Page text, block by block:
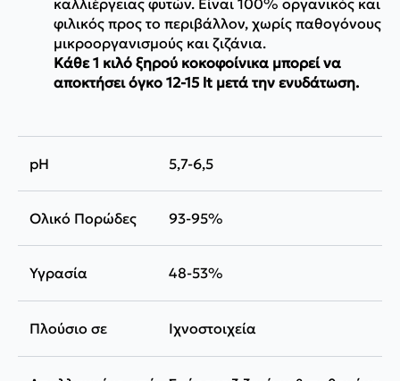
καλλιέργειας φυτών. Είναι 100% οργανικός και
φιλικός προς το περιβάλλον, χωρίς παθογόνους
μικροοργανισμούς και ζιζάνια.
Κάθε 1 κιλό ξηρού κοκοφοίνικα μπορεί να
αποκτήσει όγκο 12-15 lt μετά την ενυδάτωση.
pH 5,7-6,5
Ολικό Πορώδες 93-95%
Υγρασία 48-53%
Πλούσιο σε Ιχνοστοιχεία